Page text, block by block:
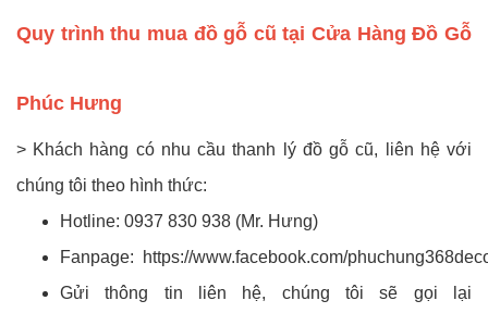
Quy trình thu mua đồ gỗ cũ tại Cửa Hàng Đồ Gỗ
Phúc Hưng
> Khách hàng có nhu cầu thanh lý đồ gỗ cũ, liên hệ với
chúng tôi theo hình thức:
Hotline: 0937 830 938 (Mr. Hưng)
Fanpage:
https://www.facebook.com/
Gửi thông tin liên hệ, chúng tôi sẽ gọi lại